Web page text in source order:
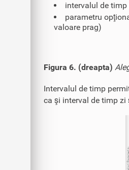
intervalul de
parametru
valoare prag)
Figura 6. (dreapta)
Intervalul de timp
ca şi interval de timp zi